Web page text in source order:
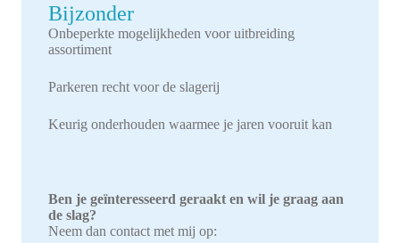
Bijzonder
Onbeperkte mogelijkheden voor uitbreiding
assortiment
Parkeren recht voor de slagerij
Keurig onderhouden waarmee je jaren vooruit kan
Ben je geïnteresseerd geraakt en wil je graag aan
de slag?
Neem dan contact met mij op: